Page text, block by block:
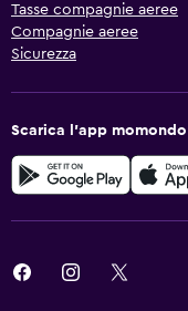
Tasse compagnie aeree
Compagnie aeree
Sicurezza
Scarica l'app momondo